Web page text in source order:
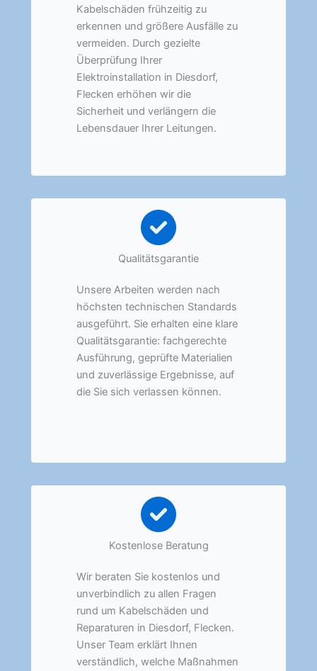
Kabelschäden frühzeitig zu
erkennen und größere Ausfälle zu
vermeiden. Durch gezielte
Überprüfung Ihrer
Elektroinstallation in Diesdorf,
Flecken erhöhen wir die
Sicherheit und verlängern die
Lebensdauer Ihrer Leitungen.
Qualitätsgarantie
Unsere Arbeiten werden nach
höchsten technischen Standards
ausgeführt. Sie erhalten eine klare
Qualitätsgarantie: fachgerechte
Ausführung, geprüfte Materialien
und zuverlässige Ergebnisse, auf
die Sie sich verlassen können.
Kostenlose Beratung
Wir beraten Sie kostenlos und
unverbindlich zu allen Fragen
rund um Kabelschäden und
Reparaturen in Diesdorf, Flecken.
Unser Team erklärt Ihnen
verständlich, welche Maßnahmen